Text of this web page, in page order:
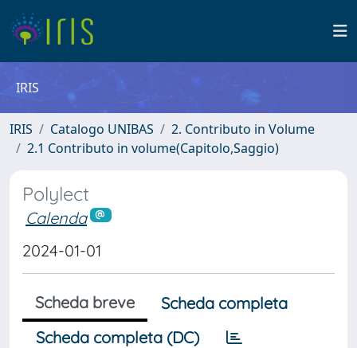
IRIS
IRIS Catalogo UNIBAS
2. Contributo in Volume
2.1 Contributo in volume(Capitolo,Saggio)
Polylect
Calenda
2024-01-01
Scheda breve
Scheda completa
Scheda completa (DC)